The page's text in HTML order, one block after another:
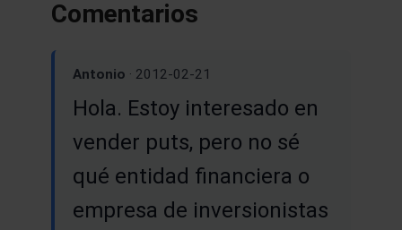
Comentarios
Antonio · 2012-02-21
Hola. Estoy interesado en
vender puts, pero no sé
qué entidad financiera o
empresa de inversionistas